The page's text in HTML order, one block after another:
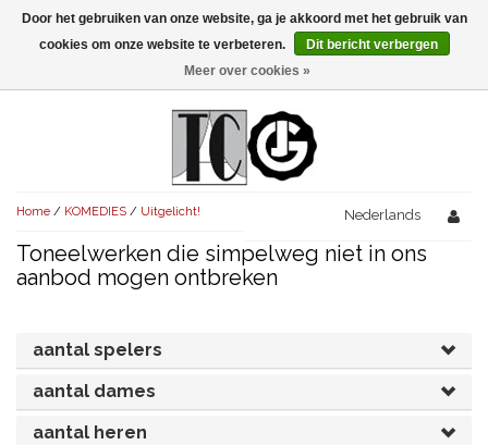
Menu
AVONDVULLEND (+75')
KORT (-30')
OVERIG (30'-75')
AVONDVULLEND (+75')
KORT (-30')
AVONDVULLEND (+75')
OVERIG (30'-75')
UITGELICHT!
SENIORENTONEEL
KORT (-30')
OVERIG (30'-75')
JUBILEUMSTUK
OVERIG
SINTERKLAASTONEEL
RECHTEN REGELEN
Home / KOMEDIES / Uitgelicht! Nederlands
Toneelwerken die simpelweg niet in ons
aanbod mogen ontbreken
aantal spelers
aantal dames
aantal heren
Door het gebruiken van onze website, ga je akkoord met het gebruik van
cookies om onze website te verbeteren.
Dit bericht verbergen
Meer over cookies »